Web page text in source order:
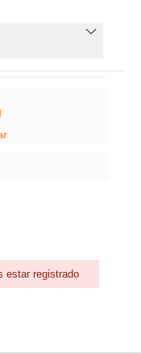
estar registrado